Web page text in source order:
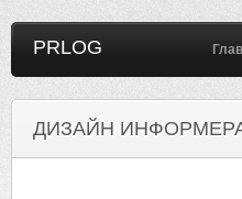
PRLOG
ДИЗАЙН